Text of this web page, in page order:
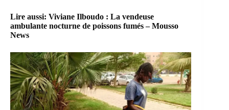
Lire aussi: Viviane Ilboudo : La vendeuse
ambulante nocturne de poissons fumés – Mousso
News